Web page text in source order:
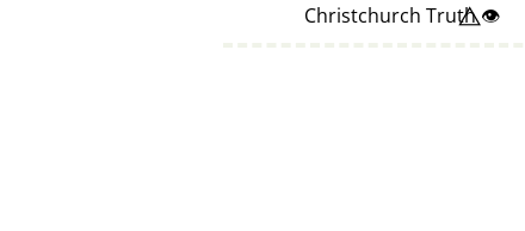
👁️⃤ Christchurch Truth